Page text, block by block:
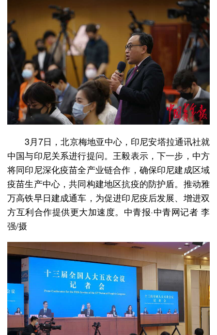
3月7日，北京梅地亚中心，印尼安塔拉通讯社就
中国与印尼关系进行提问。王毅表示，下一步，中方
将同印尼深化疫苗全产业链合作，确保印尼建成区域
疫苗生产中心，共同构建地区抗疫的防护盾。推动雅
万高铁早日建成通车，为促进印尼疫后发展、增进双
方互利合作提供更大加速度。中青报·中青网记者 李
强/摄